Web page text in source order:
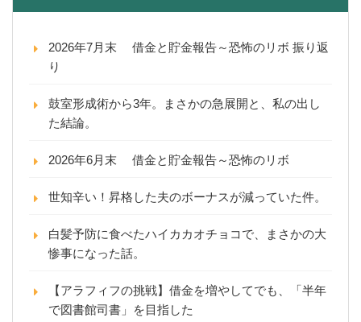
2026年7月末 借金と貯金報告～恐怖のリボ 振り返
り
鼓室形成術から3年。まさかの急展開と、私の出し
た結論。
2026年6月末 借金と貯金報告～恐怖のリボ
世知辛い！昇格した夫のボーナスが減っていた件。
白髪予防に食べたハイカカオチョコで、まさかの大
惨事になった話。
【アラフィフの挑戦】借金を増やしてでも、「半年
で図書館司書」を目指した